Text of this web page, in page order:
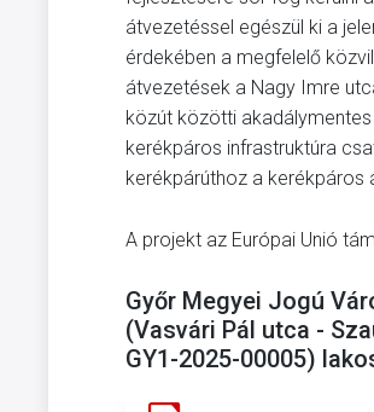
átvezetéssel egészül ki a
érdekében a megfelelő
átvezetések a Nagy Imre
közút közötti
kerékpáros infrastruktúra
kerékpárúthoz a
A projekt az Európai Unió
Győr Megyei Jogú
(Vasvári Pál utca -
GY1-2025-00005)